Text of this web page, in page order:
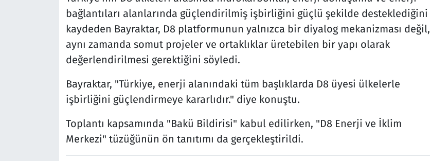
bağlantıları alanlarında güçlendirilmiş işbirliğini güçlü şekilde desteklediğini
kaydeden Bayraktar, D8 platformunun yalnızca bir diyalog mekanizması değil,
aynı zamanda somut projeler ve ortaklıklar üretebilen bir yapı olarak
değerlendirilmesi gerektiğini söyledi.
Bayraktar, "Türkiye, enerji alanındaki tüm başlıklarda D8 üyesi ülkelerle
işbirliğini güçlendirmeye kararlıdır." diye konuştu.
Toplantı kapsamında "Bakü Bildirisi" kabul edilirken, "D8 Enerji ve İklim
Merkezi" tüzüğünün ön tanıtımı da gerçekleştirildi.